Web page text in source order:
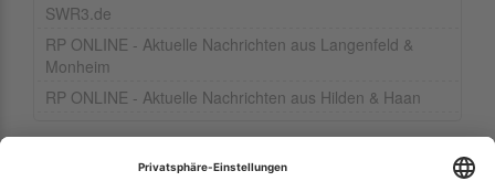
SWR3.de
RP ONLINE - Aktuelle Nachrichten aus Langenfeld &
Monheim
RP ONLINE - Aktuelle Nachrichten aus Hilden & Haan